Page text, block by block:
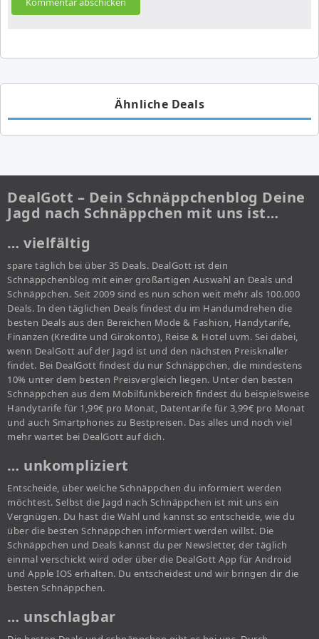
Ähnliche Deals
DealGott – Dein Schnäppchenblog Deine
Jagd nach Schnäppchen mit uns ist…
… vielfältig
spare täglich bei über 35 Deals. DealGott ist dein
Schnäppchenblog mit einer großartigen Auswahl an Deals und
Schnäppchen. Seit 2009 sind es nun schon weit mehr als 100.000
Deals. In den täglichen Deals findest du im Handumdrehen die
besten Deals aus den Bereichen Mode & Fashion, Handytarife,
Finanzen (Kredite und Girokonto), Reise & Hotel uvm. Sei dabei,
wenn DealGott auf der Jagd ist und den nächsten Preisknaller
findet. Bei DealGott findest du nur Schnäppchen, die mindestens
10% unter dem besten Preisvergleich liegen. Unter den besten
Schnäppchen aus dem Mobilfunkbereich findest du beispielsweise
Handytarife für 1,99€ pro Monat, Datentarife für 3,99€ pro Monat
und auch Smartphones zu Bestpreisen. Das alles und noch viel
mehr wartet bei DealGott auf dich.
… unkompliziert
Entscheide, über welche Schnäppchen du informiert werden
möchtest. Selbst die Jagd nach Schnäppchen ist mit uns ein
Vergnügen. Du hast die Wahl und kannst so entscheide, wie du
über die besten Schnäppchen informiert werden willst. Die
Schnäppchen und Deals kannst du per Newsletter, der täglich
einmal verschickt wird oder über die DealGott App für Android
und Apple IOS erhalten. Du entscheidest und wir bringen dir die
besten Schnäppchen.
… unschlagbar